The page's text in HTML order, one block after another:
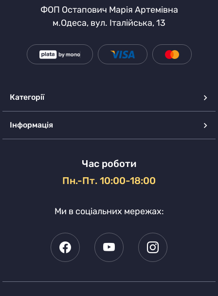
ФОП Остапович Марія Артемівна
м.Одеса, вул. Італійська, 13
Категорії
Інформація
Час роботи
Пн.-Пт. 10:00-18:00
Ми в соціальних мережах: